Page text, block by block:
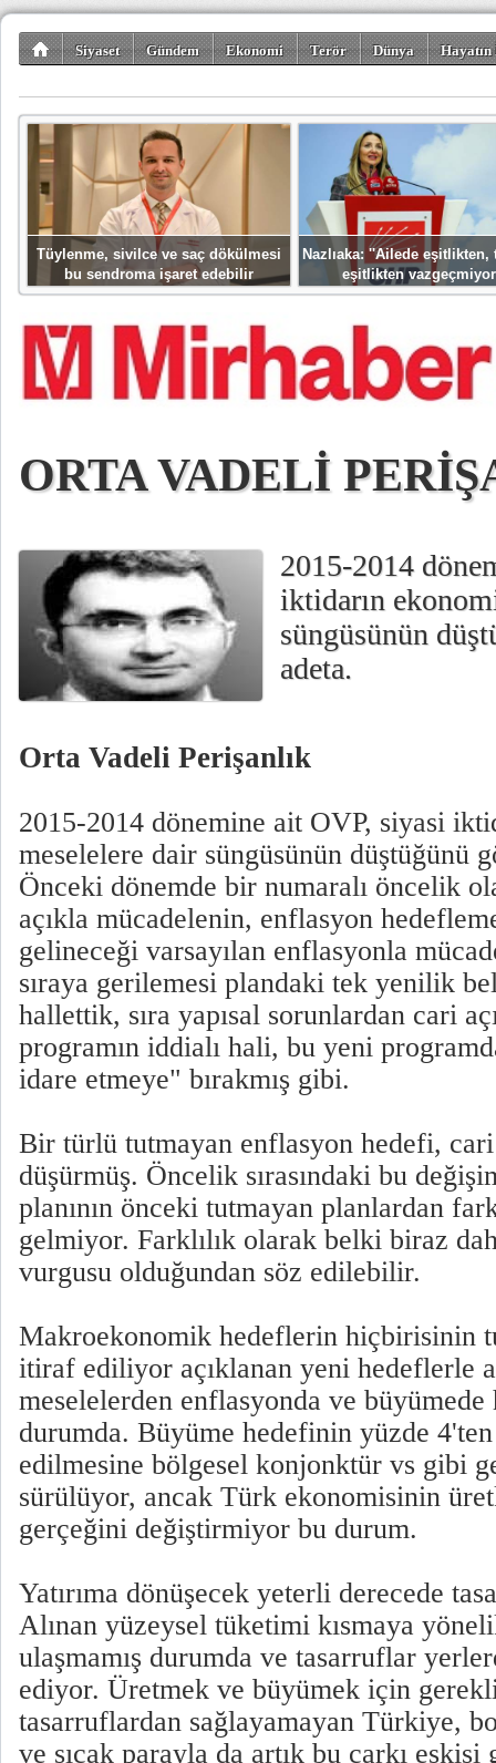
Siyaset Gündem Ekonomi Terör Dünya
Tüylenme, sivilce ve saç dökülmesi
bu sendroma işaret edebilir
Nazlıaka: ''Ailede eşitlikten,
eşitlikten
ORTA VADELİ
2015-2014
iktidarın
süngüsünün
adeta.
Orta Vadeli Perişanlık
2015-2014 dönemine ait OVP, siyasi
meselelere dair süngüsünün düştüğünü
Önceki dönemde bir numaralı öncelik
açıkla mücadelenin, enflasyon
gelineceği varsayılan enflasyonla
sıraya gerilemesi plandaki tek yenilik
hallettik, sıra yapısal sorunlardan cari
programın iddialı hali, bu yeni
idare etmeye" bırakmış gibi.
Bir türlü tutmayan enflasyon hedefi, cari
düşürmüş. Öncelik sırasındaki bu
planının önceki tutmayan planlardan
gelmiyor. Farklılık olarak belki biraz
vurgusu olduğundan söz edilebilir.
Makroekonomik hedeflerin hiçbirisinin
itiraf ediliyor açıklanan yeni hedeflerle
meselelerden enflasyonda ve büyümede
durumda. Büyüme hedefinin yüzde
edilmesine bölgesel konjonktür vs gibi
sürülüyor, ancak Türk ekonomisinin
gerçeğini değiştirmiyor bu durum.
Yatırıma dönüşecek yeterli derecede
Alınan yüzeysel tüketimi kısmaya
ulaşmamış durumda ve tasarruflar
ediyor. Üretmek ve büyümek için
tasarruflardan sağlayamayan Türkiye,
ve sıcak parayla da artık bu çarkı